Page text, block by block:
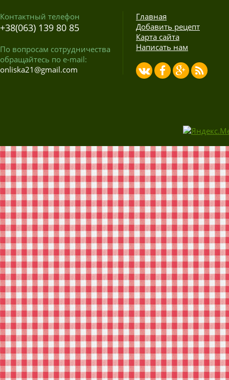
Контактный телефон
+38(063) 139 80 85
По вопросам сотрудничества
обращайтесь по e-mail:
onliska21@gmail.com
Главная
Добавить рецепт
Карта сайта
Написать нам